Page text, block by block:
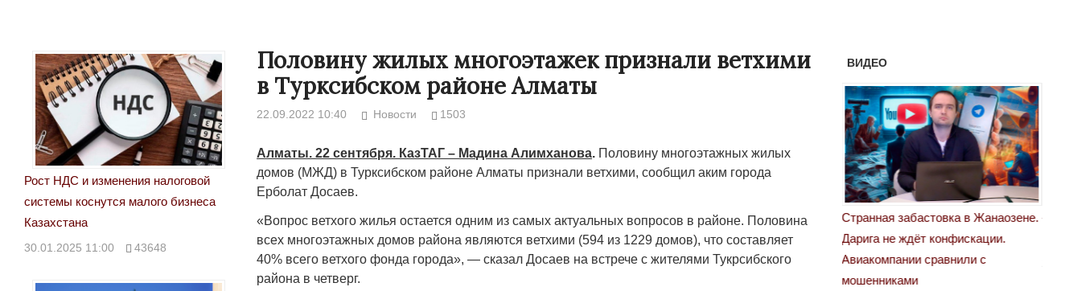
Половину жилых многоэтажек признали ветхими
в Турксибском районе Алматы
22.09.2022 10:40 Новости 1503
Алматы. 22 сентября. КазТАГ – Мадина Алимханова. Половину многоэтажных жилых
домов (МЖД) в Турксибском районе Алматы признали ветхими, сообщил аким города
Ерболат Досаев.
«Вопрос ветхого жилья остается одним из самых актуальных вопросов в районе. Половина
всех многоэтажных домов района являются ветхими (594 из 1229 домов), что составляет
40% всего ветхого фонда города», — сказал Досаев на встрече с жителями Тукрсибского
района в четверг.
Рост НДС и изменения налоговой
системы коснутся малого бизнеса
Казахстана
30.01.2025 11:00 43648
ВИДЕО
Народ выбрал свет
17.10.2024 17:00 29972
Странная забастовка в Жанаозене.
Дарига не ждёт конфискации.
Авиакомпании сравнили с
«Новый Казахстан не говорит всей
правды»
29.10.2024 09:00 39623